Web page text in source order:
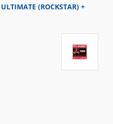
(ROCKSTAR) +